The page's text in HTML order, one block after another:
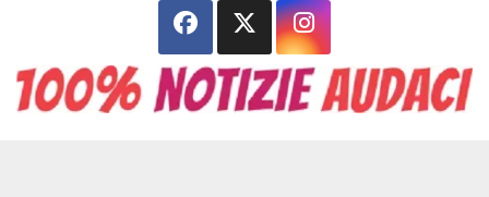
contenuto